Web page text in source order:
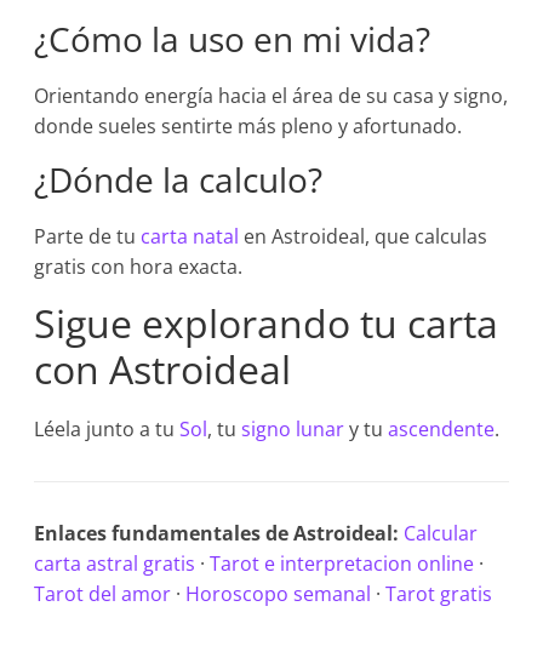
¿Cómo la uso en mi vida?
Orientando energía hacia el área de su casa y signo,
donde sueles sentirte más pleno y afortunado.
¿Dónde la calculo?
Parte de tu carta natal en Astroideal, que calculas
gratis con hora exacta.
Sigue explorando tu carta
con Astroideal
Léela junto a tuSol, tusigno lunary tuascendente.
Enlaces fundamentales de Astroideal: Calcular
carta astral gratis ·Tarot e interpretacion online ·
Tarot del amor · Horoscopo semanal ·Tarot gratis